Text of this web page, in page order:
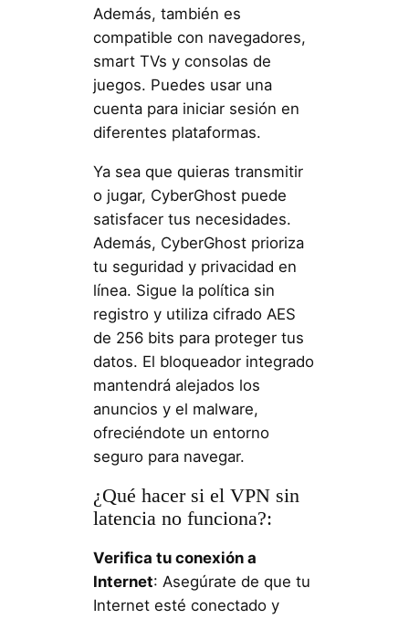
Además, también es
compatible con navegadores,
smart TVs y consolas de
juegos. Puedes usar una
cuenta para iniciar sesión en
diferentes plataformas.
Ya sea que quieras transmitir
o jugar, CyberGhost puede
satisfacer tus necesidades.
Además, CyberGhost prioriza
tu seguridad y privacidad en
línea. Sigue la política sin
registro y utiliza cifrado AES
de 256 bits para proteger tus
datos. El bloqueador integrado
mantendrá alejados los
anuncios y el malware,
ofreciéndote un entorno
seguro para navegar.
¿Qué hacer si el VPN sin
latencia no funciona?:
Verifica tu conexión a
Internet: Asegúrate de que tu
Internet esté conectado y